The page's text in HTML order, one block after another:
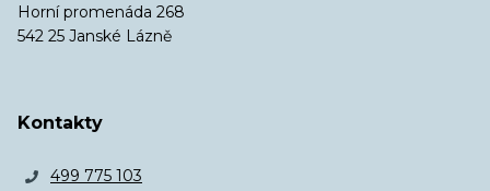
Horní promenáda 268
542 25 Janské Lázně
Kontakty
499 775 103